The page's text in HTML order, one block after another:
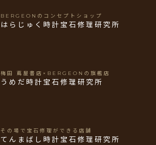
BERGEONのコンセプトショップ
はらじゅく時計宝石修理研究所
梅田 蔦屋書店×BERGEONの旗艦店
うめだ時計宝石修理研究所
その場で宝石修理ができる店舗
てんまばし時計宝石修理研究所